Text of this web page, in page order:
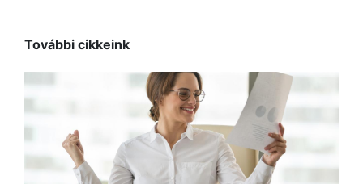
További cikkeink